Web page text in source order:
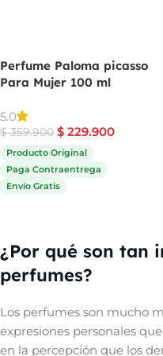
Perfume Paloma picasso
Para Mujer 100 ml
5.0
$359.900 $ 229.900
Producto Original
Paga Contraentrega
Envío Gratis
¿Por qué son tan
perfumes?
Los perfumes son mucho
expresiones personales
en la percepción que los